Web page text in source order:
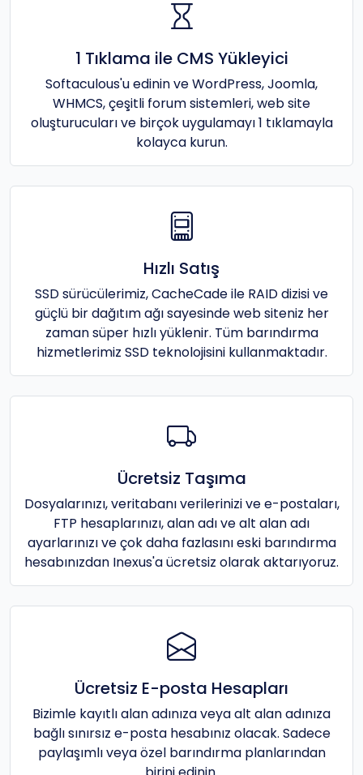
1 Tıklama ile CMS Yükleyici
Softaculous'u edinin ve WordPress, Joomla,
WHMCS, çeşitli forum sistemleri, web site
oluşturucuları ve birçok uygulamayı 1 tıklamayla
kolayca kurun.
Hızlı Satış
SSD sürücülerimiz, CacheCade ile RAID dizisi ve
güçlü bir dağıtım ağı sayesinde web siteniz her
zaman süper hızlı yüklenir. Tüm barındırma
hizmetlerimiz SSD teknolojisini kullanmaktadır.
Ücretsiz Taşıma
Dosyalarınızı, veritabanı verilerinizi ve e-postaları,
FTP hesaplarınızı, alan adı ve alt alan adı
ayarlarınızı ve çok daha fazlasını eski barındırma
hesabınızdan Inexus'a ücretsiz olarak aktarıyoruz.
Ücretsiz E-posta Hesapları
Bizimle kayıtlı alan adınıza veya alt alan adınıza
bağlı sınırsız e-posta hesabınız olacak. Sadece
paylaşımlı veya özel barındırma planlarından